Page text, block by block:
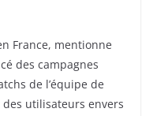
France, mentionne
des campagnes
de l’équipe de
des utilisateurs envers